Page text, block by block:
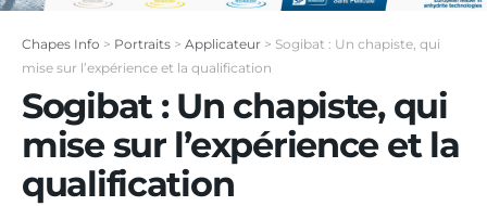
Chapes Info > Portraits > Applicateur > Sogibat : Un chapiste, qui
mise sur l’expérience et la qualification
Sogibat : Un chapiste, qui
mise sur l’expérience et la
qualification